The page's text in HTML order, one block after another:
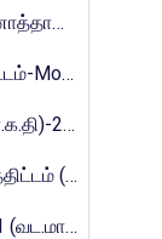
2019
2019
- 2021